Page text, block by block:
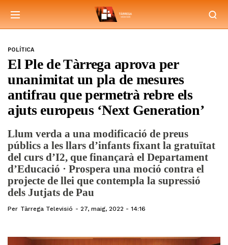
POLÍTICA
El Ple de Tàrrega aprova per
unanimitat un pla de mesures
antifrau que permetrà rebre els
ajuts europeus ‘Next Generation’
Llum verda a una modificació de preus
públics a les llars d’infants fixant la gratuïtat
del curs d’I2, que finançarà el Departament
d’Educació · Prospera una moció contra el
projecte de llei que contempla la supressió
dels Jutjats de Pau
Per Tàrrega Televisió 27, maig, 2022 - 14:16